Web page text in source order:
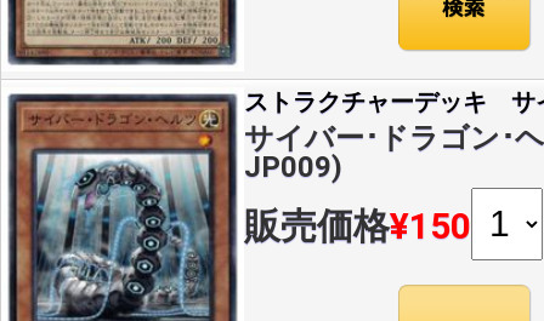
ストラクチャーデッキ サ
サイバー･ドラゴン･
JP009)
販売価格¥150